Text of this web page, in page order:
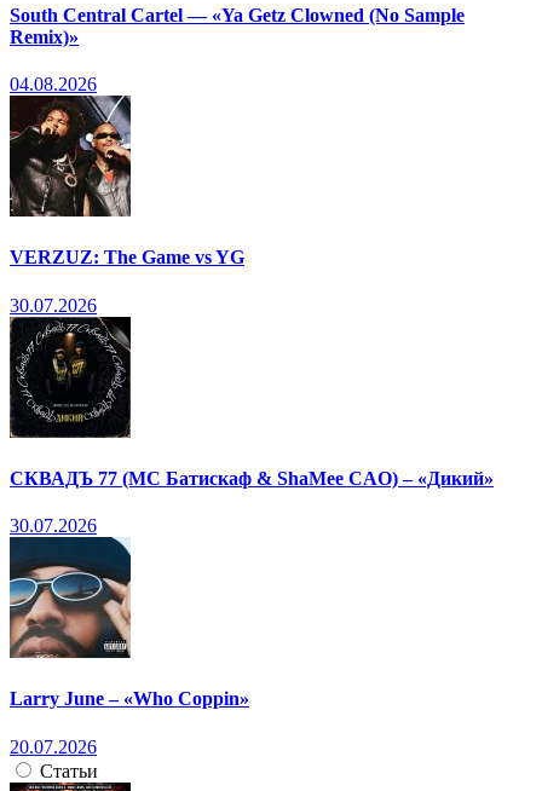
South Central Cartel — «Ya Getz Clowned (No Sample
Remix)»
04.08.2026
VERZUZ: The Game vs YG
30.07.2026
СКВАДЪ 77 (МС Батискаф & ShaMee CAO) – «Дикий»
30.07.2026
Larry June – «Who Coppin»
20.07.2026
Статьи